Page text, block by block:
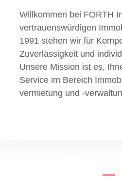
Willkommen bei FORTH
vertrauenswürdigen
1991 stehen wir für
Zuverlässigkeit und
Unsere Mission ist es,
Service im Bereich
vermietung und -